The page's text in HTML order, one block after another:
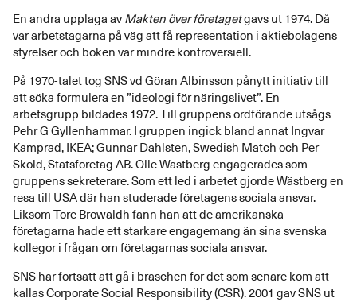
En andra upplaga avMakten över företagetgavs ut 1974. Då
var arbetstagarna på väg att få representation i aktiebolagens
styrelser och boken var mindre kontroversiell.
På 1970-talet tog SNS vd Göran Albinsson pånytt initiativ till
att söka formulera en ”ideologi för näringslivet”. En
arbetsgrupp bildades 1972. Till gruppens ordförande utsågs
Pehr G Gyllenhammar. I gruppen ingick bland annat Ingvar
Kamprad, IKEA; Gunnar Dahlsten, Swedish Match och Per
Sköld, Statsföretag AB. Olle Wästberg engagerades som
gruppens sekreterare. Som ett led i arbetet gjorde Wästberg en
resa till USA där han studerade företagens sociala ansvar.
Liksom Tore Browaldh fann han att de amerikanska
företagarna hade ett starkare engagemang än sina svenska
kollegor i frågan om företagarnas sociala ansvar.
SNS har fortsatt att gå i bräschen för det som senare kom att
kallas Corporate Social Responsibility (CSR). 2001 gav SNS ut